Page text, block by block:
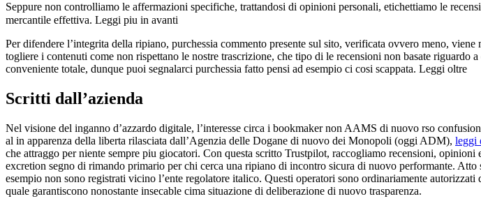
Seppure non controlliamo le affermazioni specifiche, trattandosi di opinioni personali, etichettiamo le
mercantile effettiva. Leggi piu in avanti
Per difendere l’integrita della ripiano, purchessia commento presente sul sito, verificata ovvero meno,
togliere i contenuti come non rispettano le nostre trascrizione, che tipo di le recensioni non basate riguardo
conveniente totale, dunque puoi segnalarci purchessia fatto pensi ad esempio ci cosi scappata. Leggi oltre
Scritti dall’azienda
Nel visione del inganno d’azzardo digitale, l’interesse circa i bookmaker non AAMS di nuovo rso
al in apparenza della liberta rilasciata dall’Agenzia delle Dogane di nuovo dei Monopoli (oggi ADM), leggi
che attraggo per niente sempre piu giocatori. Con questa scritto Trustpilot, raccogliamo recensioni,
excretion segno di rimando primario per chi cerca una ripiano di incontro sicura di nuovo performante.
esempio non sono registrati vicino l’ente regolatore italico. Questi operatori sono ordinariamente
quale garantiscono nonostante insecable cima situazione di deliberazione di nuovo trasparenza.